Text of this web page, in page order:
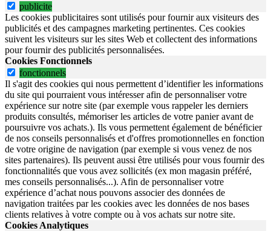
publicite
Les cookies publicitaires sont utilisés pour fournir aux visiteurs des
publicités et des campagnes marketing pertinentes. Ces cookies
suivent les visiteurs sur les sites Web et collectent des informations
pour fournir des publicités personnalisées.
Cookies Fonctionnels
fonctionnels
Il s'agit des cookies qui nous permettent d’identifier les informations
du site qui pourraient vous intéresser afin de personnaliser votre
expérience sur notre site (par exemple vous rappeler les derniers
produits consultés, mémoriser les articles de votre panier avant de
poursuivre vos achats.). Ils vous permettent également de bénéficier
de nos conseils personnalisés et d'offres promotionnelles en fonction
de votre origine de navigation (par exemple si vous venez de nos
sites partenaires). Ils peuvent aussi être utilisés pour vous fournir des
fonctionnalités que vous avez sollicités (ex mon magasin préféré,
mes conseils personnalisés...). Afin de personnaliser votre
expérience d’achat nous pouvons associer des données de
navigation traitées par les cookies avec les données de nos bases
clients relatives à votre compte ou à vos achats sur notre site.
Cookies Analytiques